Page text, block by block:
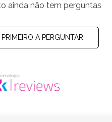
ainda não tem perguntas
A PERGUNTAR